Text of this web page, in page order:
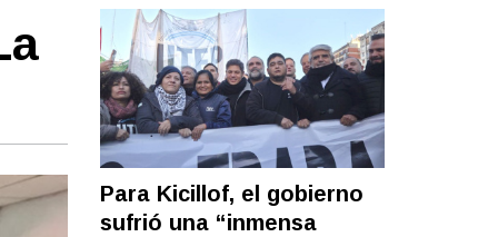
Para Kicillof, el gobierno
sufrió una “inmensa